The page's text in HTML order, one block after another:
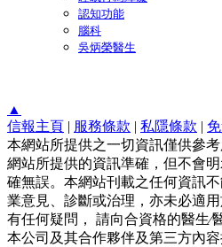
認知功能
腦科
吳炳榮醫生
▲
信報主頁 | 服務條款 | 私隱條款 |
本網站所提供之一切資訊僅供參
網站所提供的資訊準確，但不會
確無誤。本網站刊載之任何資訊
業意見、診斷或治理，亦未必適
有任何疑問， 請向合資格的醫生∕
本公司及其合作夥伴及第三方內